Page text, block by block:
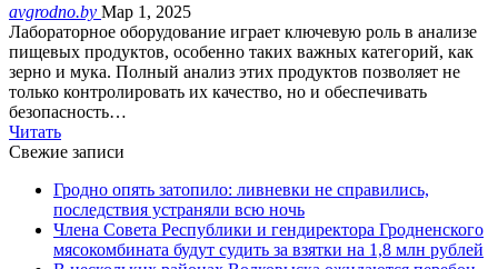
avgrodno.by Мар 1, 2025
Лабораторное оборудование играет ключевую роль в анализе
пищевых продуктов, особенно таких важных категорий, как
зерно и мука. Полный анализ этих продуктов позволяет не
только контролировать их качество, но и обеспечивать
безопасность…
Читать
Свежие записи
Гродно опять затопило: ливневки не справились,
последствия устраняли всю ночь
Члена Совета Республики и гендиректора Гродненского
мясокомбината будут судить за взятки на 1,8 млн рублей